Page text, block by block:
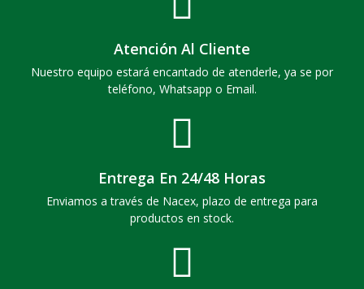
Atención Al Cliente
Nuestro equipo estará encantado de atenderle, ya se por
teléfono, Whatsapp o Email.
Entrega En 24/48 Horas
Enviamos a través de Nacex, plazo de entrega para
productos en stock.